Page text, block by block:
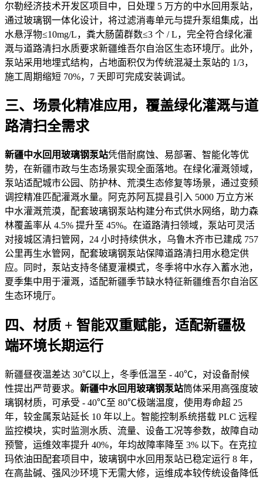
尔勒经济技术开发区项目中，日处理 5 万方的中水回用泵站，
通过玻璃钢一体化设计，将过滤消毒单元与提升泵组集成，出
水悬浮物≤10mg/L，粪大肠菌群数≤3 个 / L，完全符合绿化灌
溉与道路清扫水质要求新疆维吾尔自治区生态环境厅。此外，
泵站采用地埋式结构，占地面积仅为传统混凝土泵站的 1/3，
施工周期缩短 70%，7 天即可完成安装调试。
三、场景化精准应用，覆盖绿化灌溉与道
路清扫全需求
新疆中水回用玻璃钢泵站凭借耐腐蚀、易部署、智能化等优
势，在新疆市政与生态场景实现全面落地。在绿化灌溉领域，
泵站适配城市公园、防护林、荒漠生态修复等场景，通过变频
调控精准匹配灌溉水量。阿克苏阿瓦提县引入 5000 万立方米
中水灌溉荒漠，配套玻璃钢泵站构建分布式供水网络，助力森
林覆盖率从 4.5% 提升至 45%。在道路清扫领域，泵站可灵活
对接城区清扫管网，24 小时持续供水，乌鲁木齐市已建成 757
公里再生水管网，配套玻璃钢泵站保障道路清扫用水稳定供
应。同时，泵站支持冬储夏灌模式，冬季将中水存入蓄水池，
夏季集中用于灌溉，适配新疆季节缺水特征新疆维吾尔自治区
生态环境厅。
四、材质 + 智能双重赋能，适配新疆极
端环境长期运行
新疆昼夜温差达 30℃以上，冬季低温至 - 40℃，对设备耐候
性提出严苛要求。 新疆中水回用玻璃钢泵站筒体采用高强度玻
璃钢材质，可承受 - 40℃至 80℃极端温度，使用寿命超 25
年，较金属泵站延长 10 年以上。智能控制系统搭载 PLC 远程
监控模块，实时监测水质、流量、设备工况等参数，故障自动
预警，运维效率提升 40%，年均故障率降至 3% 以下。在克拉
玛依油田配套项目中，玻璃钢中水回用泵站已稳定运行 8 年，
在高盐碱、强风沙环境下无需大修，运维成本较传统设备降低